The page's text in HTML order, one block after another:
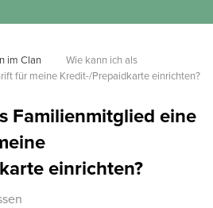
im Clan
Wie kann ich als
für meine Kredit-/Prepaidkarte einrichten?
Familienmitglied eine
einrichten?